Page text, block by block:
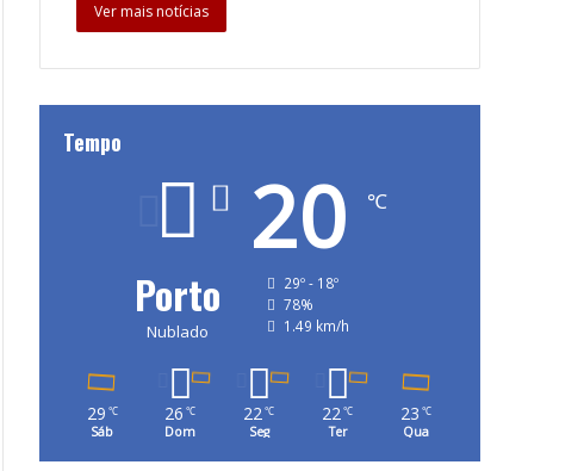
Ver mais notícias
Tempo
Porto
Nublado
20 ℃
29º - 18º
78%
1.49 km/h
29 ℃
Sáb
26 ℃
Dom
22℃
Seg
22℃
Ter
23 ℃
Qua